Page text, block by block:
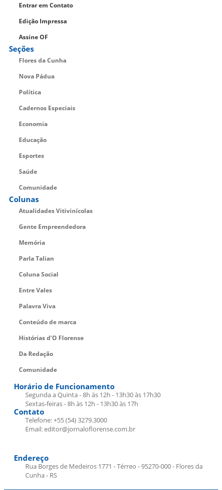
Entrar em Contato
Edição Impressa
Assine OF
Seções
Flores da Cunha
Nova Pádua
Política
Cadernos Especiais
Economia
Educação
Esportes
Saúde
Comunidade
Colunas
Atualidades Vitivinícolas
Gente Empreendedora
Memória
Parla Talian
Coluna Social
Entre Vales
Palavra Viva
Conteúdo de marca
Histórias d’O Florense
Da Redação
Comunidade
Horário de Funcionamento
Segunda a Quinta - 8h às 12h - 13h30 às 17h30
Sextas-feiras - 8h às 12h - 13h30 às 17h
Contato
Telefone: +55 (54) 3279.3000
Email: editor@jornaloflorense.com.br
Endereço
Rua Borges de Medeiros 1771 - Térreo - 95270-000 - Flores da
Cunha - RS